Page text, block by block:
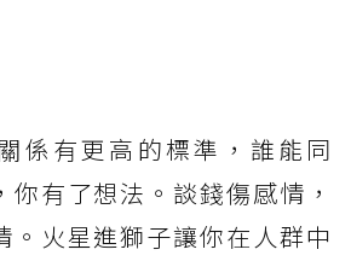
係有更高的標準，誰能同
有了想法。談錢傷感情，
。火星進獅子讓你在人群中